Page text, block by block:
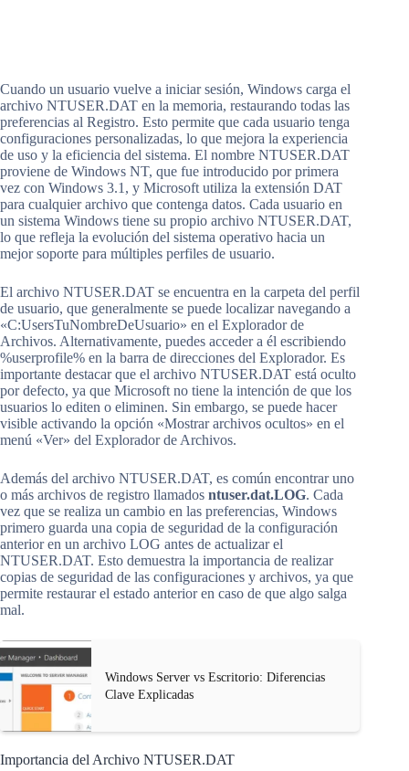
Cuando un usuario vuelve a iniciar sesión, Windows carga el
archivo NTUSER.DAT en la memoria, restaurando todas las
preferencias al Registro. Esto permite que cada usuario tenga
configuraciones personalizadas, lo que mejora la experiencia
de uso y la eficiencia del sistema. El nombre NTUSER.DAT
proviene de Windows NT, que fue introducido por primera
vez con Windows 3.1, y Microsoft utiliza la extensión DAT
para cualquier archivo que contenga datos. Cada usuario en
un sistema Windows tiene su propio archivo NTUSER.DAT,
lo que refleja la evolución del sistema operativo hacia un
mejor soporte para múltiples perfiles de usuario.
El archivo NTUSER.DAT se encuentra en la carpeta del perfil
de usuario, que generalmente se puede localizar navegando a
«C:UsersTuNombreDeUsuario» en el Explorador de
Archivos. Alternativamente, puedes acceder a él escribiendo
%userprofile% en la barra de direcciones del Explorador. Es
importante destacar que el archivo NTUSER.DAT está oculto
por defecto, ya que Microsoft no tiene la intención de que los
usuarios lo editen o eliminen. Sin embargo, se puede hacer
visible activando la opción «Mostrar archivos ocultos» en el
menú «Ver» del Explorador de Archivos.
Además del archivo NTUSER.DAT, es común encontrar uno
o más archivos de registro llamados ntuser.dat.LOG. Cada
vez que se realiza un cambio en las preferencias, Windows
primero guarda una copia de seguridad de la configuración
anterior en un archivo LOG antes de actualizar el
NTUSER.DAT. Esto demuestra la importancia de realizar
copias de seguridad de las configuraciones y archivos, ya que
permite restaurar el estado anterior en caso de que algo salga
mal.
Windows Server vs Escritorio: Diferencias
Clave Explicadas
Importancia del Archivo NTUSER.DAT